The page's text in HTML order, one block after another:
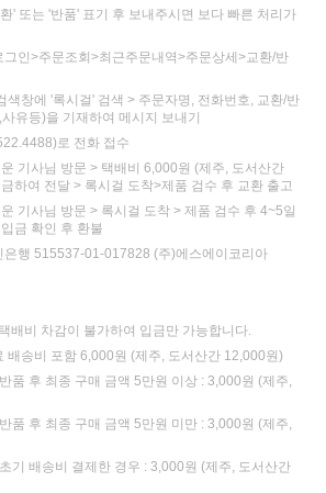
' 또는 '반품' 표기 후 보내주시면 보다 빠른 처리가
그인>주문조회>최근주문내역>주문상세>교환/반
색창에 '록시걸' 검색 > 주문자명, 전화번호, 교환/반
유등)을 기재하여 메시지 보내기
로 전화 접수
기사님 방문 > 택배비 6,000원 (제주, 도서산간
하여 전달 > 록시걸 도착>제품 검수 후 교환 출고
기사님 방문 > 록시걸 도착 > 제품 검수 후 4~5일
금 확인 후 환불
은행 515537-01-017828 (주)에스에이코리아
배비 차감이 불가하여 입금만 가능합니다.
배송비 포함 6,000원 (제주, 도서산간 12,000원)
품 후 최종 구매 금액 5만원 이상 : 3,000원 (제주,
품 후 최종 구매 금액 5만원 미만 : 3,000원 (제주,
기 배송비 결제한 경우 : 3,000원 (제주, 도서산간